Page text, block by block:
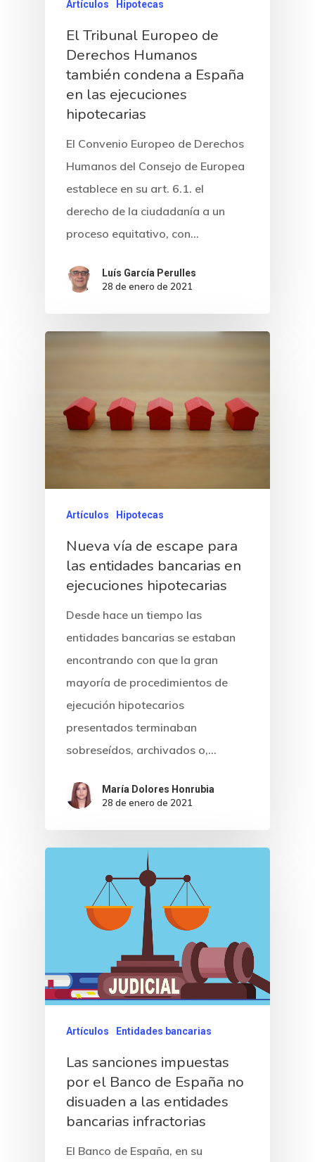
Artículos Hipotecas
El Tribunal Europeo de
Derechos Humanos
también condena a España
en las ejecuciones
hipotecarias
El Convenio Europeo de Derechos
Humanos del Consejo de Europea
establece en su art. 6.1. el
derecho de la ciudadanía a un
proceso equitativo, con…
Luís García Perulles
28 de enero de 2021
Artículos Hipotecas
Nueva vía de escape para
las entidades bancarias en
ejecuciones hipotecarias
Desde hace un tiempo las
entidades bancarias se estaban
encontrando con que la gran
mayoría de procedimientos de
ejecución hipotecarios
presentados terminaban
sobreseídos, archivados o,…
María Dolores Honrubia
28 de enero de 2021
Artículos Entidades bancarias
Las sanciones impuestas
por el Banco de España no
disuaden a las entidades
bancarias infractorias
El Banco de España, en su